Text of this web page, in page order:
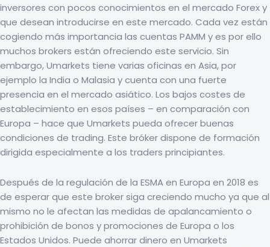
inversores con pocos conocimientos en el mercado Forex y
que desean introducirse en este mercado. Cada vez están
cogiendo más importancia las cuentas PAMM y es por ello
muchos brokers están ofreciendo este servicio. Sin
embargo, Umarkets tiene varias oficinas en Asia, por
ejemplo la India o Malasia y cuenta con una fuerte
presencia en el mercado asiático. Los bajos costes de
establecimiento en esos países – en comparación con
Europa – hace que Umarkets pueda ofrecer buenas
condiciones de trading. Este bróker dispone de formación
dirigida especialmente a los traders principiantes.
Después de la regulación de la ESMA en Europa en 2018 es
de esperar que este broker siga creciendo mucho ya que al
mismo no le afectan las medidas de apalancamiento o
prohibición de bonos y promociones de Europa o los
Estados Unidos. Puede ahorrar dinero en Umarkets